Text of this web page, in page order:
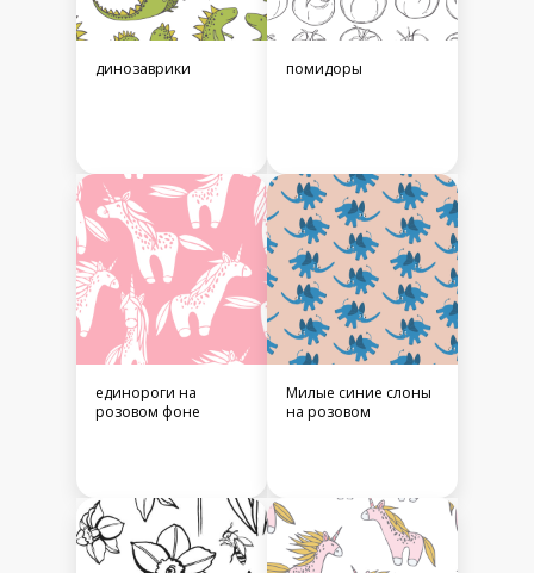
динозаврики помидоры
единороги на
розовом фоне
Милые синие слоны
на розовом